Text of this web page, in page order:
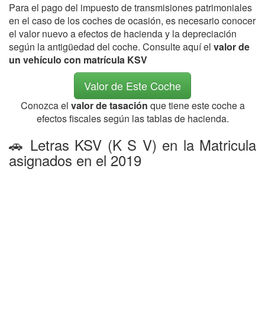
Para el pago del impuesto de transmisiones patrimoniales
en el caso de los coches de ocasión, es necesario conocer
el valor nuevo a efectos de hacienda y la depreciación
según la antigüedad del coche. Consulte aquí el valor de
un vehículo con matrícula KSV
Valor de Este Coche
Conozca el valor de tasación que tiene este coche a
efectos fiscales según las tablas de hacienda.
🚗 Letras KSV (K S V) en la Matricula
asignados en el 2019